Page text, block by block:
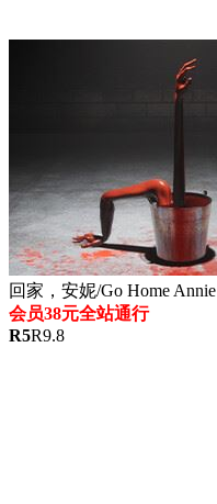
回家，安妮/Go Home Annie
会员38元全站通行
R5R9.8